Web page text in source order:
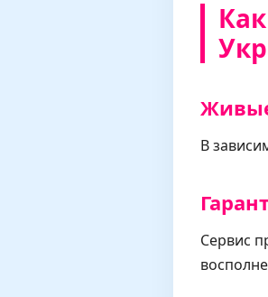
В
Сервис